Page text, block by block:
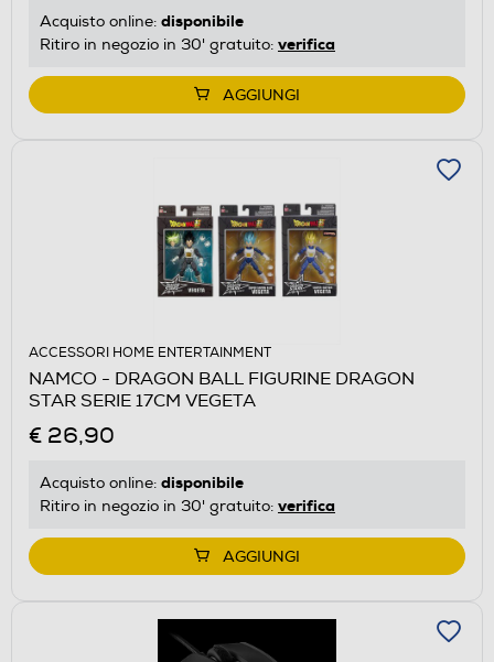
Acquisto online: disponibile
Ritiro in negozio in 30' gratuito: verifica
AGGIUNGI
ACCESSORI HOME ENTERTAINMENT
NAMCO - DRAGON BALL FIGURINE DRAGON
STAR SERIE 17CM VEGETA
€ 26,90
Acquisto online: disponibile
Ritiro in negozio in 30' gratuito: verifica
AGGIUNGI